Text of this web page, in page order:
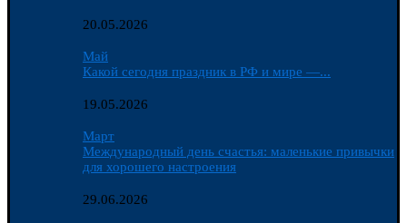
20.05.2026
Май
Какой сегодня праздник в РФ и мире —...
19.05.2026
Март
Международный день счастья: маленькие привычки
для хорошего настроения
29.06.2026